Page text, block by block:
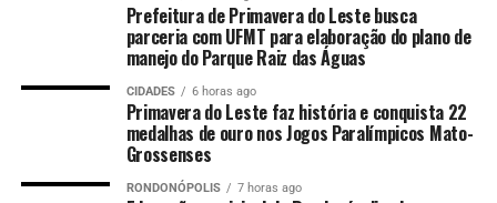
Prefeitura de Primavera do Leste busca
parceria com UFMT para elaboração do plano de
manejo do Parque Raiz das Águas
CIDADES 6 horas ago
Primavera do Leste faz história e conquista 22
medalhas de ouro nos Jogos Paralímpicos Mato-
Grossenses
RONDONÓPOLIS 7 horas ago